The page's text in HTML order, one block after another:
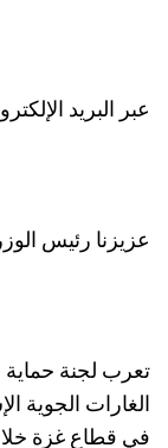
عبر البريد
عزيزنا رئيس
تعرب لجنة حماية
الغارات الجوية